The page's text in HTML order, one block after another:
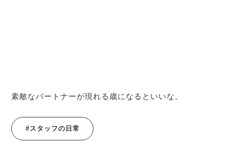
素敵なパートナーが現れる歳になるといいな。
#スタッフの日常